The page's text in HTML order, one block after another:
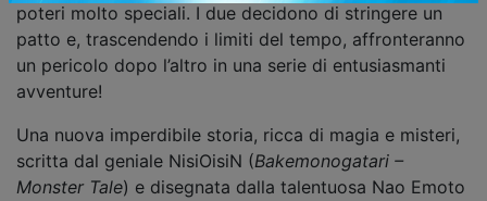
poteri molto speciali. I due decidono di stringere un
patto e, trascendendo i limiti del tempo, affronteranno
un pericolo dopo l’altro in una serie di entusiasmanti
avventure!
Una nuova imperdibile storia, ricca di magia e misteri,
scritta dal geniale NisiOisiN (Bakemonogatari –
Monster Tale) e disegnata dalla talentuosa Nao Emoto